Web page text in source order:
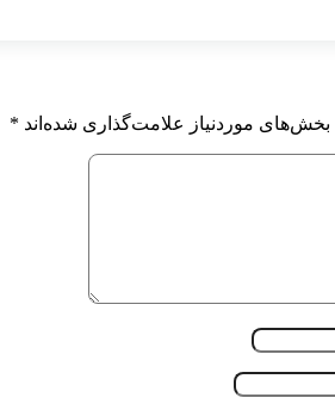
بخش‌های موردنیاز علامت‌گذاری شده‌اند *